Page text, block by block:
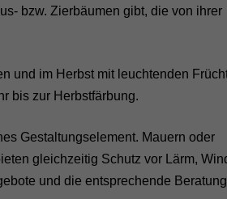
bzw. Zierbäumen gibt, die von ihrer
und im Herbst mit leuchtenden
bis zur Herbstfärbung.
Gestaltungselement. Mauern oder
gleichzeitig Schutz vor Lärm,
und die entsprechende